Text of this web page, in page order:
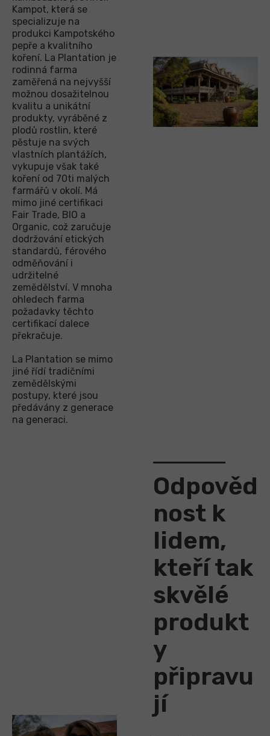
Kampot, která se
specializuje na
produkci Kampotského
pepře a kvalitního
koření. La Plantation je
rodinná farma
zaměřená na nejvyšší
možnou dosažitelnou
kvalitu a unikátní
produkty, vyráběné z
plodů rostlin, které
pěstuje na svých
vlastních plantážích,
vykupuje však také
koření od 70ti malých
farmářů v okolí. Má
mimo jiné certifikaci
Fair Trade, BIO a
Organic, což zaručuje
dodržování etických
standardů, férového
odměňování i
udržitelné
zemědělství. V mnoha
ohledech farma
požadavky těchto
certifikací dalece
překračuje.
La Plantation se mimo
jiné řídí tradičními
zemědělskými
postupy, které jsou
předávány z generace
na generaci.
Odpověd
nost k
lidem,
kteří tak
skvělé
produkt
y
připravu
jí